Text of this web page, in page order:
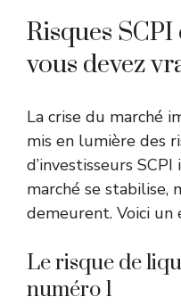
Risques
vous devez
La crise du marché
mis en lumière des
d’investisseurs
marché se stabilise,
demeurent. Voici
Le risque de
numéro 1